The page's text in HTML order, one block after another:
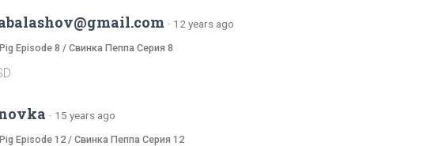
· 12 years ago
Episode 8 / Свинка Пеппа Серия 8
· 15 years ago
Episode 12 / Свинка Пеппа Серия 12